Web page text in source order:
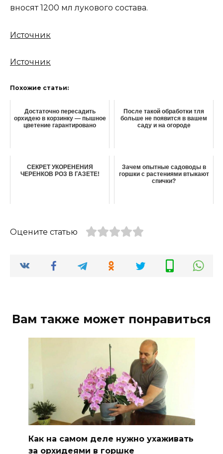
вносят 1200 мл лукового состава.
Источник
Источник
Похожие статьи:
Достаточно пересадить
орхидею в корзинку — пышное
цветение гарантировано
После такой обработки тля
больше не появится в вашем
саду и на огороде
СЕКРЕТ УКОРЕНЕНИЯ
ЧЕРЕНКОВ РОЗ В ГАЗЕТЕ!
Зачем опытные садоводы в
горшки с растениями втыкают
спички?
Оцените статью
Вам также может понравиться
Как на самом деле нужно ухаживать
за орхидеями в горшке